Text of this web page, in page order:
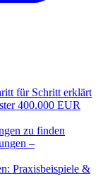
für Schritt erklärt
400.000 EUR
zu finden
–
Praxisbeispiele &